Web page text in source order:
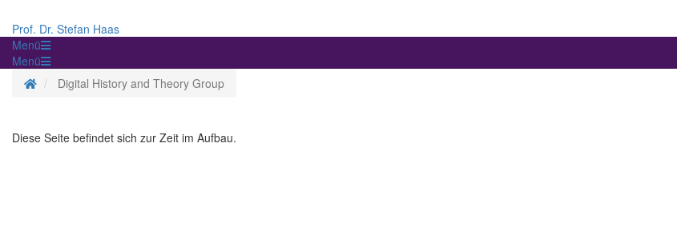
Prof. Dr. Stefan Haas
Menü
Menü
StartseiteDigital History and Theory Group
Diese Seite befindet sich zur Zeit im Aufbau.